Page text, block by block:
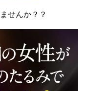
せんか？？